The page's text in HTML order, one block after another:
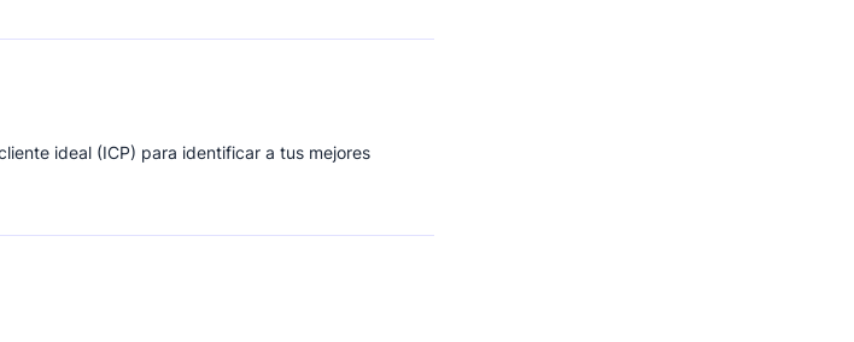
ideal (ICP) para identificar a tus mejores